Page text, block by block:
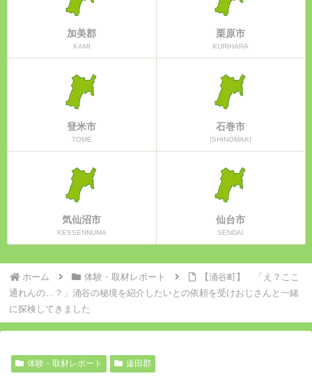
加美郡
KAMI
栗原市
KURIHARA
登米市
TOME
石巻市
ISHINOMAKI
気仙沼市
KESSENNUMA
仙台市
SENDAI
ホーム 体験・取材レポート
【涌谷町】 「え？ここ
通れんの…？」涌谷の秘境を紹介したいとの依頼を受けおじさんと一緒
に探検してきました
体験・取材レポート 遠田郡